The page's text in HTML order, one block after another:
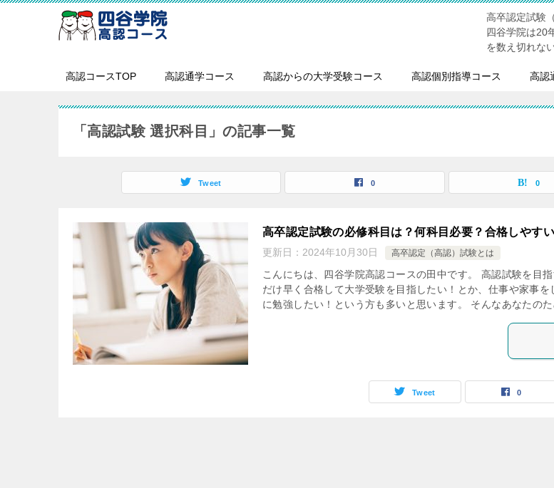
高卒認定試験
四谷学院は20
を数え切れな
高認コースTOP 高認通学コース 高認からの大学受験コース 高認個別指導コース 高認
「高認試験 選択科目」の記事一覧
Tweet 0 0
高卒認定試験の必修科目は？何科目必要？合格しやす
更新日： 2024年10月30日 高卒認定（高認）試験とは
こんにちは、四谷学院高認コースの田中です。 高認試験を目
だけ早く合格して大学受験を目指したい！とか、仕事や家事を
に勉強したい！という方も多いと思います。 そんなあなたの
Tweet 0